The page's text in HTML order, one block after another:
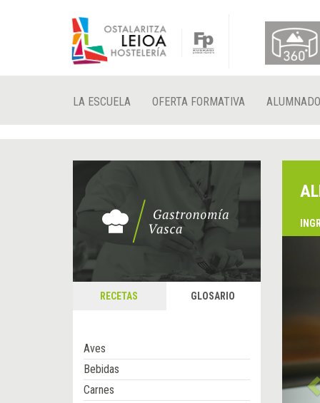
LA ESCUELA OFERTA FORMATIVA ALUMNADO
RECETAS GLOSARIO
Aves
Bebidas
Carnes